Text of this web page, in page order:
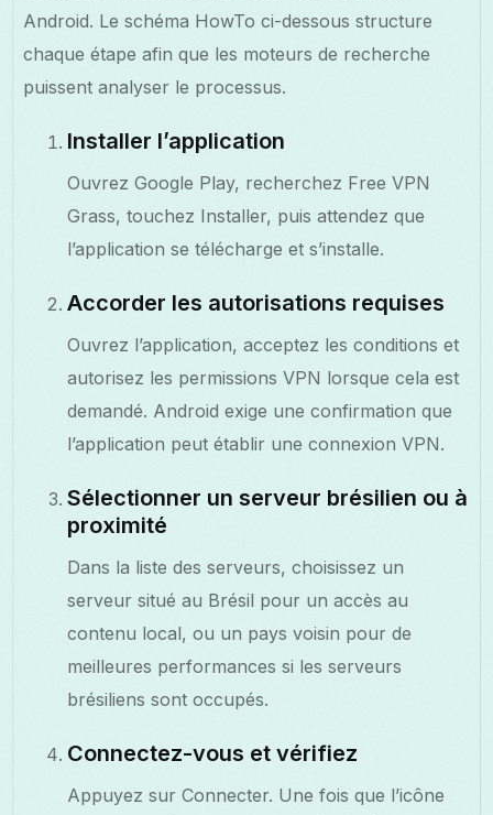
Android. Le schéma HowTo ci-dessous structure
chaque étape afin que les moteurs de recherche
puissent analyser le processus.
Installer l’application
Ouvrez Google Play, recherchez Free VPN
Grass, touchez Installer, puis attendez que
l’application se télécharge et s’installe.
Accorder les autorisations requises
Ouvrez l’application, acceptez les conditions et
autorisez les permissions VPN lorsque cela est
demandé. Android exige une confirmation que
l’application peut établir une connexion VPN.
Sélectionner un serveur brésilien ou à
proximité
Dans la liste des serveurs, choisissez un
serveur situé au Brésil pour un accès au
contenu local, ou un pays voisin pour de
meilleures performances si les serveurs
brésiliens sont occupés.
Connectez-vous et vérifiez
Appuyez sur Connecter. Une fois que l’icône